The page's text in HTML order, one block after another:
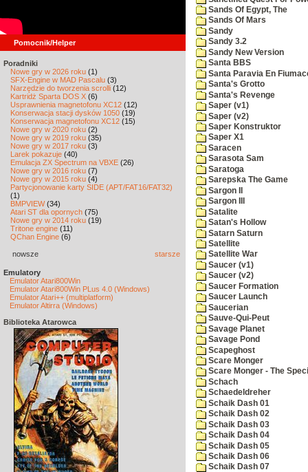
Pomocnik/Helper
Poradniki
Nowe gry w 2026 roku (1)
SFX-Engine w MAD Pascalu (3)
Narzędzie do tworzenia scrolli (12)
Kartridż Sparta DOS X (6)
Usprawnienia magnetofonu XC12 (12)
Konserwacja stacji dysków 1050 (19)
Konserwacja magnetofonu XC12 (15)
Nowe gry w 2020 roku (2)
Nowe gry w 2019 roku (35)
Nowe gry w 2017 roku (3)
Larek pokazuje (40)
Emulacja ZX Spectrum na VBXE (26)
Nowe gry w 2016 roku (7)
Nowe gry w 2015 roku (4)
Partycjonowanie karty SIDE (APT/FAT16/FAT32)
(1)
BMPVIEW(34)
Atari ST dla opornych (75)
Nowe gry w 2014 roku (19)
Tritone engine (11)
QChan Engine (6)
nowsze starsze
Emulatory
Emulator Atari800Win
Emulator Atari800Win PLus 4.0 (Windows)
Emulator Atari++ (multiplatform)
Emulator Altirra (Windows)
Biblioteka Atarowca
Sands Of Egypt, The
Sands Of Mars
Sandy
Sandy 3.2
Sandy New Version
Santa BBS
Santa Paravia En
Santa's Grotto
Santa's Revenge
Saper (v1)
Saper (v2)
Saper Konstruktor
Saper X1
Saracen
Sarasota Sam
Saratoga
Sarepska The Game
Sargon II
Sargon III
Satalite
Satan's Hollow
Satarn Saturn
Satellite
Satellite War
Saucer (v1)
Saucer (v2)
Saucer Formation
Saucer Launch
Saucerian
Sauve-Qui-Peut
Savage Planet
Savage Pond
Scapeghost
Scare Monger
Scare Monger - The
Schach
Schaedeldreher
Schaik Dash 01
Schaik Dash 02
Schaik Dash 03
Schaik Dash 04
Schaik Dash 05
Schaik Dash 06
Schaik Dash 07